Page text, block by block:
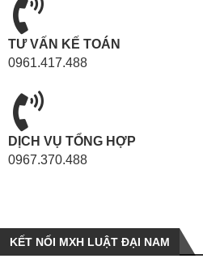
TƯ VẤN KẾ TOÁN
0961.417.488
DỊCH VỤ TỔNG HỢP
0967.370.488
KẾT NỐI MXH LUẬT ĐẠI NAM